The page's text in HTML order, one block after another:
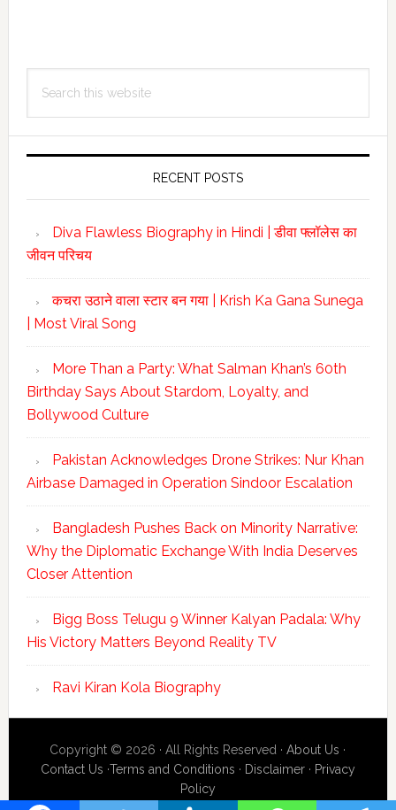
Primary
Sidebar
this
RECENT POSTS
Diva Flawless Biography in Hindi | डीवा फ्लॉलेस का
जीवन परिचय
कचरा उठाने वाला स्टार बन गया | Krish Ka Gana Sunega
| Most Viral Song
More Than a Party: What Salman Khan’s 60th
Birthday Says About Stardom, Loyalty, and
Bollywood Culture
Pakistan Acknowledges Drone Strikes: Nur Khan
Airbase Damaged in Operation Sindoor Escalation
Bangladesh Pushes Back on Minority Narrative:
Why the Diplomatic Exchange With India Deserves
Closer Attention
Bigg Boss Telugu 9 Winner Kalyan Padala: Why
His Victory Matters Beyond Reality TV
Ravi Kiran Kola Biography
Copyright © 2026 · All Rights Reserved ·About Us ·
Contact Us ·Terms and Conditions · Disclaimer· Privacy
Policy